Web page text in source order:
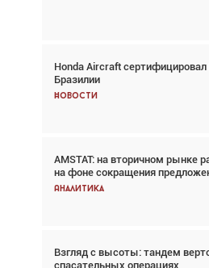
Honda Aircraft сертифицировал
Бразилии
Новости
AMSTAT: на вторичном рынке
на фоне сокращения
Аналитика
Взгляд с высоты: тандем
спасательных операциях
Авиационный фотограф Дэйв
говорит сама за себя... а ИИ всё
Новости
Проблемы с цепочками
Аналитика
Частный самолёт – это актив.
покупке соответствующим